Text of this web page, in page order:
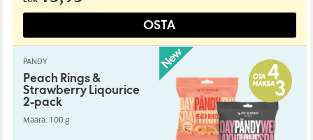
OSTA
PANDY
Peach Rings &
Strawberry Liqourice
2-pack
Määrä: 100 g